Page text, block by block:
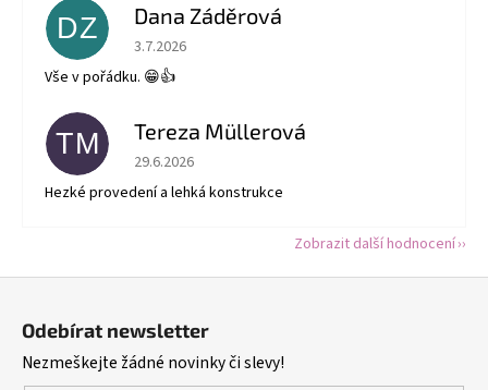
DZ Dana Záděrová
Hodnocení obchodu je 5 z 5 hvězdiček.
3.7.2026
Vše v pořádku. 😁👍
TM Tereza Müllerová
Hodnocení obchodu je 5 z 5 hvězdiček.
29.6.2026
Hezké provedení a lehká konstrukce
Zobrazit další hodnocení
Odebírat newsletter
Nezmeškejte žádné novinky či slevy!